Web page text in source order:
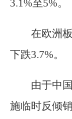
3.1%至5%。
在欧洲
下跌3.7%。
由于中
施临时反倾